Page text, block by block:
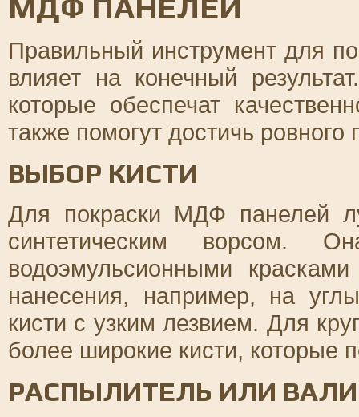
МДФ ПАНЕЛЕЙ
Правильный инструмент для
влияет на конечный
которые обеспечат
также помогут достичь
ВЫБОР КИСТИ
Для покраски МДФ панелей
синтетическим ворсом.
водоэмульсионными
нанесения, например, на
кисти с узким лезвием. Для
более широкие кисти, которые
РАСПЫЛИТЕЛЬ ИЛИ